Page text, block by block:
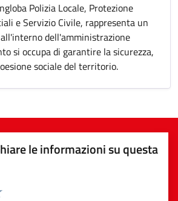
Polizia Locale, Protezione
e Servizio Civile, rappresenta un
dell'amministrazione
si occupa di garantire la sicurezza,
sociale del territorio.
le informazioni su questa
pagina